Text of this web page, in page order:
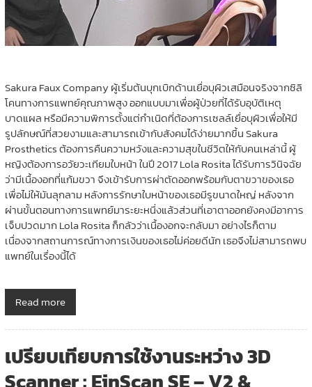
Sakura Faux Company ผู้เริ่มต้นบุกเบิกด้านเยื่อบุผิวเสมือนจริงจากซิลิ
โคนทางการแพทย์คุณภาพสูง ออกแบบมาเพื่อผู้ป่วยที่ได้รับอุบัติเหตุ
บาดแผล หรือมีความพิการตั้งแต่กำเนิดที่ต้องการเซลล์เยื่อบุผิวเพื่อให้มี
รูปลักษณ์ที่สวยงามและสามารถเข้ากับสังคมได้ง่ายมากขึ้น Sakura
Prosthetics ต้องการคืนความหวังและความสุขในชีวิตให้กับคนเหล่านี้ ผู้
หญิงต้องการอวัยวะเทียมใบหน้า ในปี 2017 Lola Rosita ได้รับการวินิจฉัย
ว่ามีเนื้องอกที่แก้มขวา จึงเข้ารับการผ่าตัดออกพร้อมกับตาขวาของเธอ
เพื่อไม่ให้มันลุกลาม หลังการรักษาใบหน้าของเธอมีรูขนาดใหญ่ หลังจาก
ผ่านขั้นตอนทางการแพทย์มาระยะหนึ่งแล้วส่วนที่เอาตาออกยังคงมีอาการ
เจ็บปวดมาก Lola Rosita ก็กลัวว่าเนื้องอกจะกลับมา อย่างไรก็ตาม
เนื่องจากสถานการณ์ทางการเงินของเธอไม่ค่อยดีนัก เธอจึงไม่สามารถพบ
แพทย์ในเรื่องนี้ได้
Read more
เปรียบเทียบการใช้งานระหว่าง 3D
Scanner : EinScan SE – V2 &